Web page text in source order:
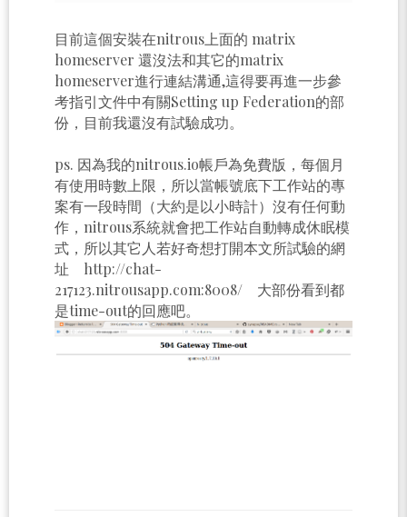
目前這個安裝在nitrous上面的 matrix
homeserver 還沒法和其它的matrix
homeserver進行連結溝通,這得要再進一步參
考指引文件中有關Setting up Federation的部
份，目前我還沒有試驗成功。
ps. 因為我的nitrous.io帳戶為免費版，每個月
有使用時數上限，所以當帳號底下工作站的專
案有一段時間（大約是以小時計）沒有任何動
作，nitrous系統就會把工作站自動轉成休眠模
式，所以其它人若好奇想打開本文所試驗的網
址 http://chat-
217123.nitrousapp.com:8008/ 大部份看到都
是time-out的回應吧。